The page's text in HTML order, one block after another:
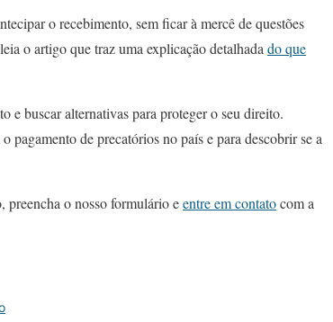
o recebimento, sem ficar à mercê de questões
o artigoque traz uma explicação detalhadado que
e buscar alternativas para proteger o seu direito.
pagamento de precatórios no país e para descobrir se a
preencha o nosso formulário eentre em contatocom a